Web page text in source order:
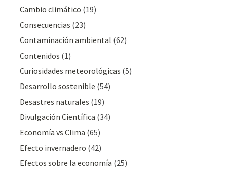
Cambio climático (19)
Consecuencias (23)
Contaminación ambiental (62)
Contenidos (1)
Curiosidades meteorológicas (5)
Desarrollo sostenible (54)
Desastres naturales (19)
Divulgación Cientí­fica (34)
Economía vs Clima (65)
Efecto invernadero (42)
Efectos sobre la economía (25)